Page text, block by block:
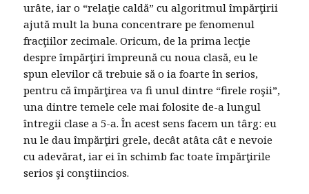
urâte, iar o “relaţie caldă” cu algoritmul împărţirii
ajută mult la buna concentrare pe fenomenul
fracţiilor zecimale. Oricum, de la prima lecţie
despre împărţiri împreună cu noua clasă, eu le
spun elevilor că trebuie să o ia foarte în serios,
pentru că împărţirea va fi unul dintre “firele roşii”,
una dintre temele cele mai folosite de-a lungul
întregii clase a 5-a. În acest sens facem un târg: eu
nu le dau împărţiri grele, decât atâta cât e nevoie
cu adevărat, iar ei în schimb fac toate împărţirile
serios şi conştiincios.